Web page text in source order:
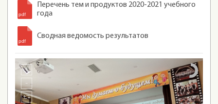
Перечень тем и продуктов 2020-2021 учебного
года
Сводная ведомость результатов